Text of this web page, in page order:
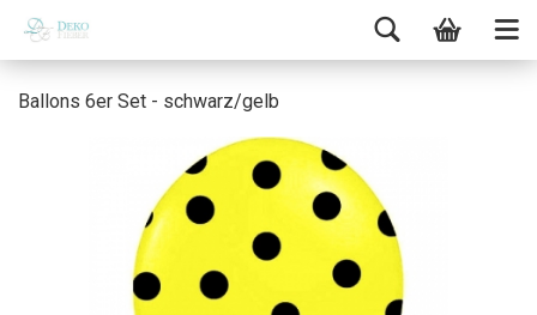
Ballons 6er Set - schwarz/gelb